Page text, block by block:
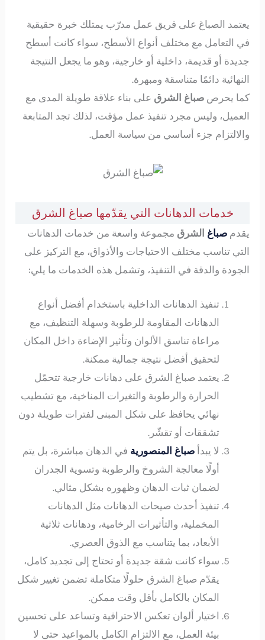
يعتمد الصباغ على فريق عمل مدرّب يمتلك خبرة حقيقية
في التعامل مع مختلف أنواع الأسطح، سواء كانت أسطح
جديدة أو قديمة، داخلية أو خارجية، وهو ما يجعل النتيجة
النهائية دائمًا متناسقة ومبهرة.
كما يحرصصباغ الشرق على بناء علاقة طويلة المدى مع
العميل، وليس مجرد تنفيذ عمل مؤقت، لذلك تجد المتابعة
والالتزام جزء أساسي من سياسة العمل.
خدمات الدهانات التي يقدّمها صباغ الشرق
يقدمصباغ الشرق مجموعة واسعة من خدمات الدهانات
التي تناسب مختلف الاحتياجات والأذواق، مع التركيز على
الجودة والدقة في التنفيذ، وتشمل هذه الخدمات ما يلي:
تنفيذ الدهانات الداخلية باستخدام أفضل أنواع
الدهانات المقاومة للرطوبة وسهلة التنظيف، مع
مراعاة تناسق الألوان وتأثير الإضاءة داخل المكان
لتحقيق أفضل نتيجة جمالية ممكنة.
يعتمد صباغ الشرق على دهانات خارجية تتحمّل
الحرارة والرطوبة والتغيرات المناخية، مع تشطيب
نهائي يحافظ على شكل المبنى لفترات طويلة دون
تشققات أو تقشّر.
لا يبدأصباغ المنصورية في الدهان مباشرة، بل يتم
أولًا معالجة الشروخ والرطوبة وتسوية الجدران
لضمان ثبات الدهان وظهوره بشكل مثالي.
تنفيذ أحدث صيحات الدهانات مثل الدهانات
المخملية، والتأثيرات الرخامية، ودهانات ثلاثية
الأبعاد، بما يتناسب مع الذوق العصري.
سواء كانت شقة جديدة أو تحتاج إلى تجديد كامل،
يقدّم صباغ الشرق حلولًا متكاملة تضمن تغيير شكل
المكان بالكامل بأقل وقت ممكن.
اختيار ألوان تعكس الاحترافية وتساعد على تحسين
بيئة العمل، مع الالتزام الكامل بالمواعيد حتى لا